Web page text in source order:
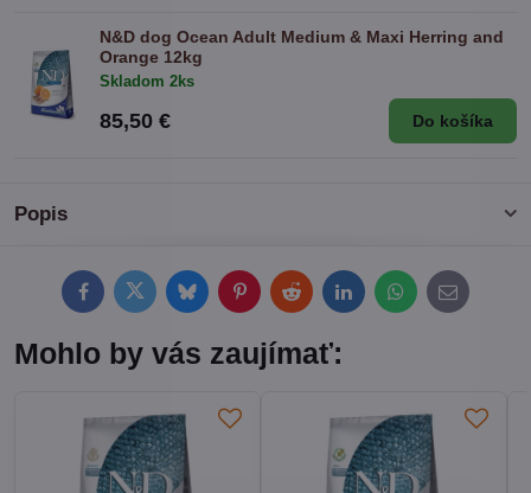
Popis
FacebookTwitterBlueskyPinterestRedditLinkedInWhatsApp
E-
mail
N&D dog Ocean Adult Medium & Maxi Herring and
Orange 12kg
Skladom 2ks
85,50 € Do košíka
Mohlo by vás zaujímať: